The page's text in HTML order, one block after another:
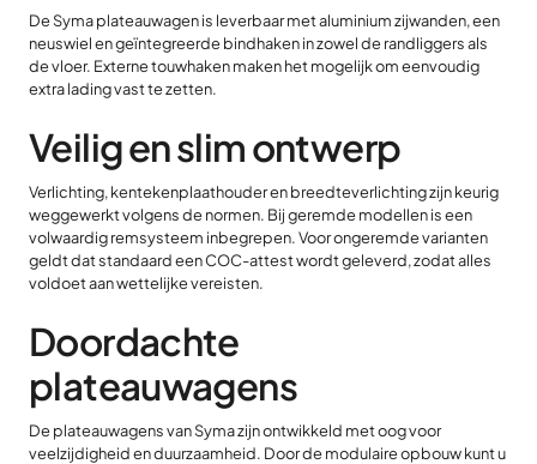
De Syma plateauwagen is leverbaar met aluminium zijwanden, een
neuswiel en geïntegreerde bindhaken in zowel de randliggers als
de vloer. Externe touwhaken maken het mogelijk om eenvoudig
extra lading vast te zetten.
Veilig en slim ontwerp
Verlichting, kentekenplaathouder en breedteverlichting zijn keurig
weggewerkt volgens de normen. Bij geremde modellen is een
volwaardig remsysteem inbegrepen. Voor ongeremde varianten
geldt dat standaard een COC-attest wordt geleverd, zodat alles
voldoet aan wettelijke vereisten.
Doordachte
plateauwagens
De plateauwagens van Syma zijn ontwikkeld met oog voor
veelzijdigheid en duurzaamheid. Door de modulaire opbouw kunt u